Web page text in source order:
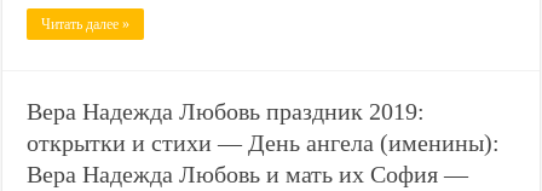
Читать далее »
Вера Надежда Любовь праздник 2019:
открытки и стихи — День ангела (именины):
Вера Надежда Любовь и мать их София —